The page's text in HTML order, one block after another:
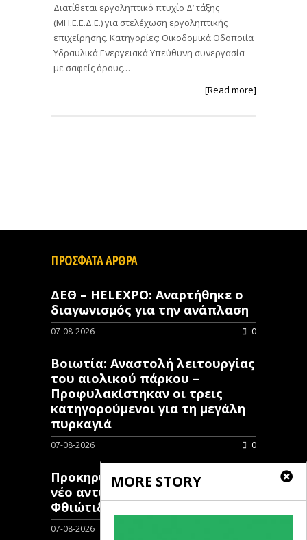
Διατίθεται εργοληπτικό πτυχίο Δ’ τάξης
(ΜΗ.Ε.Ε.Δ.Ε.) για στελέχωση εργοληπτικής
επιχείρησης. Κατηγορίες: Οικοδομικά Οδοποιία
Υδραυλικά Ενεργειακά Υπεύθυνη συνεργασία
με σαφείς όρους…
[Read more]
MORE STORY
ΠΡΟΣΦΑΤΑ ΑΡΘΡΑ
ΔΕΘ – HELEXPO: Αναρτήθηκε ο
διαγωνισμός για την ανάπλαση
07-08-2026 0
Βοιωτία: Αναστολή λειτουργίας
του αιολικού πάρκου –
Προφυλακίστηκαν οι τρεις
κατηγορούμενοι για τη μεγάλη
πυρκαγιά
07-08-2026 0
Προκηρύχθηκε διαγωνισμός για
νέo αντιπλημμυρικό έργο στη
Φθιώτιδα
07-08-2026